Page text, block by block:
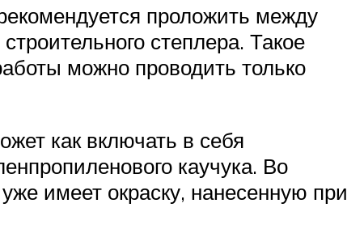
проложить между
степлера. Такое
можно проводить только
как включать в себя
каучука. Во
имеет окраску, нанесенную при